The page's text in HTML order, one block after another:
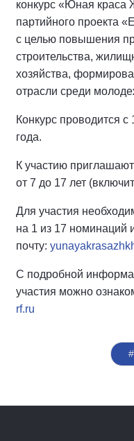
конкурс «Юная краса
партийного проекта
с целью повышения
строительства,
хозяйства,
отрасли среди
Конкурс проводится
года.
К участию
от 7 до 17 лет
Для участия
на 1 из 17 номинаций
почту:
С подробной
участия можно
rf.ru